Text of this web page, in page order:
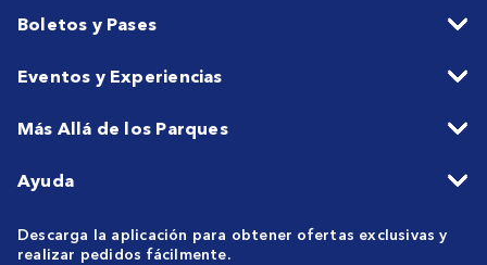
Boletos y Pases
Eventos y Experiencias
Más Allá de los Parques
Ayuda
Descarga la aplicación para obtener ofertas exclusivas y
realizar pedidos fácilmente.